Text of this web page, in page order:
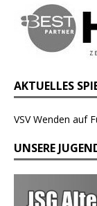
AKTUELLES
VSV Wenden auf
UNSERE